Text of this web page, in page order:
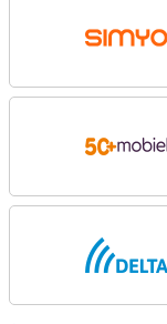
belicht uit. De
Veelzijdige
Met de 50MP-
onderwerpen
concerten. De
een detailniveau dat
Ultra geeft je veel
De 50MP-